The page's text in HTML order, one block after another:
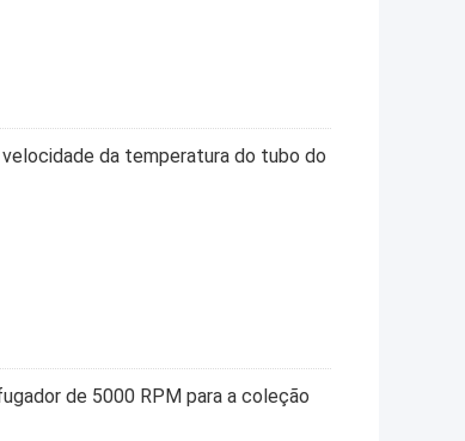
da temperatura do tubo do
de 5000 RPM para a coleção